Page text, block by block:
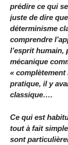
prédire ce qui
juste de dire
déterminisme
comprendre
l’esprit humain,
mécanique
« complètement
pratique, il y
classique….
Ce qui est
tout à fait
sont